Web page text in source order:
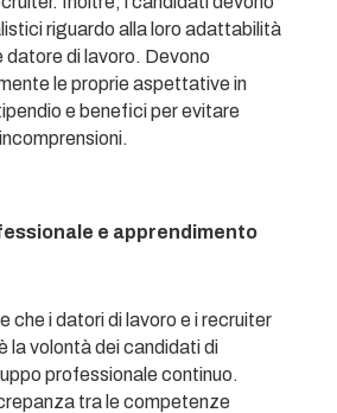
riguardo alla loro adattabilità
datore di lavoro. Devono
le proprie aspettative in
e benefici per evitare
e apprendimento
che i datori di lavoro e i recruiter
la volontà dei candidati di
professionale continuo.
tra le competenze